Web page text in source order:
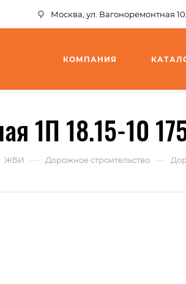
Москва, ул. Вагоноремонтная
КОМПАНИЯ
1П 18.15-10
ЖБИ — Дорожное строительство —